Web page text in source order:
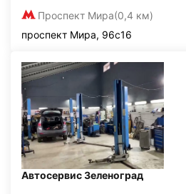
Проспект Мира(0,4 км)
проспект Мира, 96с16
Автосервис Зеленоград